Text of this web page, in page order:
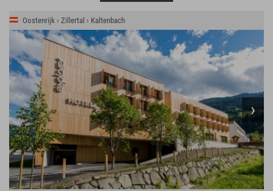
Oostenrijk › Zillertal › Kaltenbach